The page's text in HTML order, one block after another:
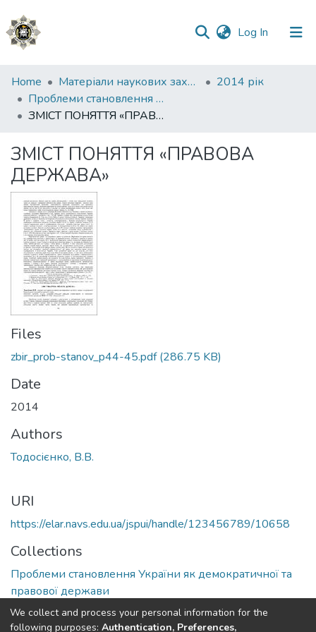
Log In (current)
Communities
&
Collections
Statistics
Home Матеріали наукових заходів
2014 рік
Проблеми становлення України як демократичної та правової держави
ЗМІСТ ПОНЯТТЯ «ПРАВОВА ДЕРЖАВА»
ЗМІСТ ПОНЯТТЯ «ПРАВОВА
ДЕРЖАВА»
Files
zbir_prob-stanov_p44-45.pdf(286.75 KB)
Date
2014
Authors
Тодосієнко, В.В.
URI
https://elar.navs.edu.ua/jspui/handle/123456789/10658
Collections
Проблеми становлення України як демократичної та
правової держави
Full item page
We collect and process your personal information for the
following purposes: Authentication, Preferences,